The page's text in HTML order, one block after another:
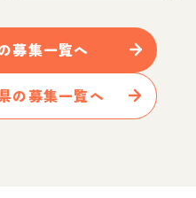
募集一覧へ
の募集一覧へ